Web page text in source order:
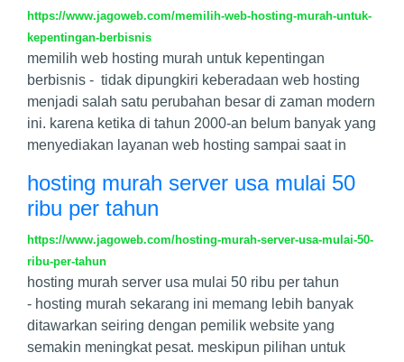
https://www.jagoweb.com/memilih-web-hosting-murah-untuk-
kepentingan-berbisnis
memilih web hosting murah untuk kepentingan
berbisnis - tidak dipungkiri keberadaan web hosting
menjadi salah satu perubahan besar di zaman modern
ini. karena ketika di tahun 2000-an belum banyak yang
menyediakan layanan web hosting sampai saat in
hosting murah server usa mulai 50
ribu per tahun
https://www.jagoweb.com/hosting-murah-server-usa-mulai-50-
ribu-per-tahun
hosting murah server usa mulai 50 ribu per tahun
- hosting murah sekarang ini memang lebih banyak
ditawarkan seiring dengan pemilik website yang
semakin meningkat pesat. meskipun pilihan untuk